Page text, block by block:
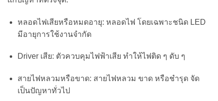
หลอดไฟเสียหรือหมดอายุ: หลอดไฟ โดยเฉพาะชนิด LED
มีอายุการใช้งานจำกัด
Driver เสีย: ตัวควบคุมไฟฟ้าเสีย ทำให้ไฟติด ๆ ดับ ๆ
สายไฟหลวมหรือขาด: สายไฟหลวม ขาด หรือชำรุด จัด
เป็นปัญหาทั่วไป